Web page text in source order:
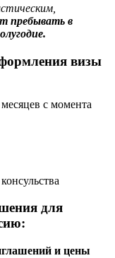
пребывать в
визы
с момента
для
и цены